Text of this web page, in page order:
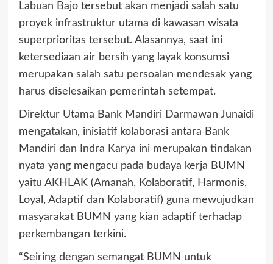
Labuan Bajo tersebut akan menjadi salah satu
proyek infrastruktur utama di kawasan wisata
superprioritas tersebut. Alasannya, saat ini
ketersediaan air bersih yang layak konsumsi
merupakan salah satu persoalan mendesak yang
harus diselesaikan pemerintah setempat.
Direktur Utama Bank Mandiri Darmawan Junaidi
mengatakan, inisiatif kolaborasi antara Bank
Mandiri dan Indra Karya ini merupakan tindakan
nyata yang mengacu pada budaya kerja BUMN
yaitu AKHLAK (Amanah, Kolaboratif, Harmonis,
Loyal, Adaptif dan Kolaboratif) guna mewujudkan
masyarakat BUMN yang kian adaptif terhadap
perkembangan terkini.
“Seiring dengan semangat BUMN untuk